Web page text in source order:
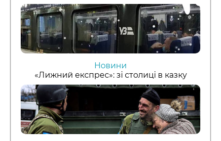
Новини
«Лижний експрес»: зі столиці в казку